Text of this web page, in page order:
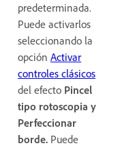
predeterminada.
Puede activarlos
seleccionando la
opciónActivar
controles clásicos
del efecto Pincel
tipo rotoscopia y
Perfeccionar
borde. Puede